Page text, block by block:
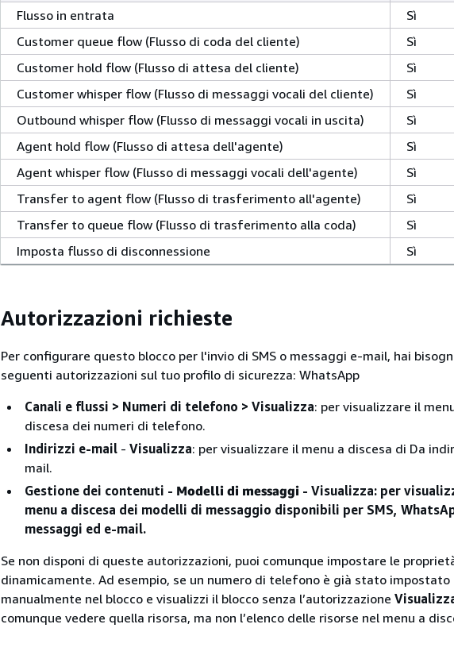
Flusso in entrata
Sì
Customer queue flow (Flusso di coda del cliente)
Sì
Customer hold flow (Flusso di attesa del cliente)
Sì
Customer whisper flow (Flusso di messaggi vocali del cliente)
Sì
Outbound whisper flow (Flusso di messaggi vocali in uscita)
Sì
Agent hold flow (Flusso di attesa dell'agente)
Sì
Agent whisper flow (Flusso di messaggi vocali dell'agente)
Sì
Transfer to agent flow (Flusso di trasferimento all'agente)
Sì
Transfer to queue flow (Flusso di trasferimento alla coda)
Sì
Imposta flusso di disconnessione
Sì
Autorizzazioni richieste
Per configurare questo blocco per l'invio di SMS o messaggi e-mail, hai
seguenti autorizzazioni sul tuo profilo di sicurezza: WhatsApp
Canali e flussi > Numeri di telefono > Visualizza: per visualizzare il
discesa dei numeri di telefono.
Indirizzi e-mail - Visualizza: per visualizzare il menu a discesa di Da
mail.
Gestione dei contenuti - Modelli di messaggi - Visualizza: per
menu a discesa dei modelli di messaggio disponibili per SMS,
messaggi ed e-mail.
Se non disponi di queste autorizzazioni, puoi comunque impostare le
dinamicamente. Ad esempio, se un numero di telefono è già stato impostato
manualmente nel blocco e visualizzi il blocco senza l’autorizzazione
comunque vedere quella risorsa, ma non l’elenco delle risorse nel menu a